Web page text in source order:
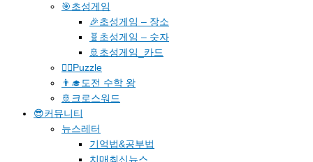
🎯초성게임
🎉초성게임 – 장소
🧬초성게임 – 숫자
🚢초성게임_카드
🧗‍♀️Puzzle
👨‍🎓도전 수학 왕
🚢크로스워드
😎커뮤니티
뉴스레터
기억법&공부법
치매최신뉴스